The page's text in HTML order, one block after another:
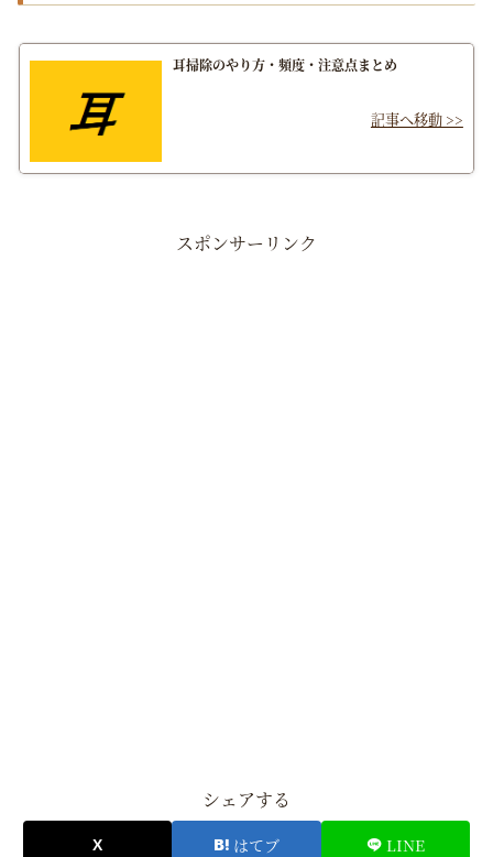
耳掃除のやり方・頻度・注意点まとめ
スポンサーリンク
シェアする
はてブ LINE